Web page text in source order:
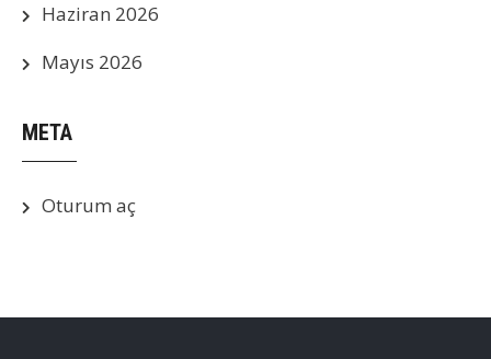
Haziran 2026
Mayıs 2026
META
Oturum aç